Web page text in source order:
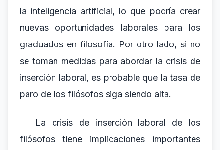
la inteligencia artificial, lo que podría crear
nuevas oportunidades laborales para los
graduados en filosofía. Por otro lado, si no
se toman medidas para abordar la crisis de
inserción laboral, es probable que la tasa de
paro de los filósofos siga siendo alta.
La crisis de inserción laboral de los
filósofos tiene implicaciones importantes